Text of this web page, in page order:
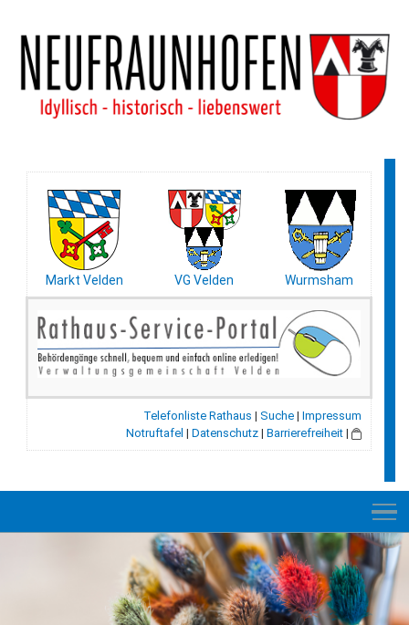
Markt Velden VG Velden Wurmsham
Telefonliste Rathaus | Suche | Impressum
Notruftafel | Datenschutz | Barrierefreiheit |